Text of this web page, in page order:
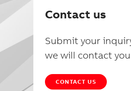
Contact us
Submit your
we will contact you
CONTACT US